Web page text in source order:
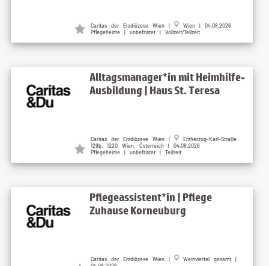
Caritas der Erzdiözese Wien |
Wien | 04.08.2026
Pflegeheime | unbefristet | Vollzeit/Teilzeit
Alltagsmanager*in mit Heimhilfe-
Ausbildung | Haus St. Teresa
Caritas der Erzdiözese Wien |
Erzherzog-Karl-Straße
129b, 1220 Wien, Österreich | 04.08.2026
Pflegeheime | unbefristet | Teilzeit
Pflegeassistent*in | Pflege
Zuhause Korneuburg
Caritas der Erzdiözese Wien |
Weinviertel gesamt |